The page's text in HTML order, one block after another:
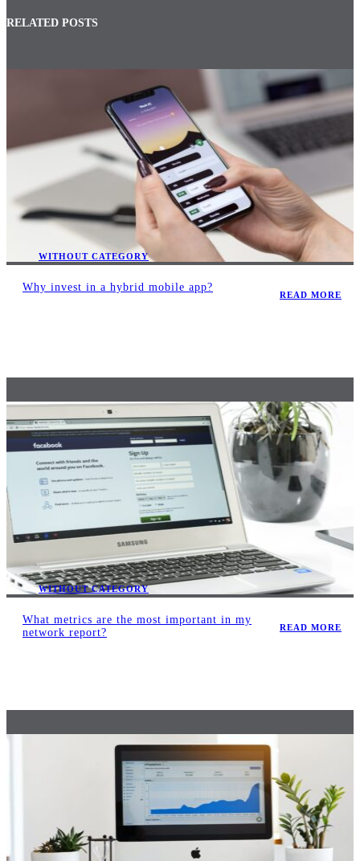
RELATED POSTS
WITHOUT CATEGORY
Why invest in a hybrid mobile app?
READ MORE
WITHOUT CATEGORY
What metrics are the most important in my
network report?
READ MORE